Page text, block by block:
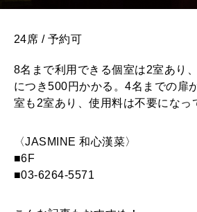
24席 / 予約可
8名まで利用できる個室は2室あり
につき500円かかる。4名までの扉
室も2室あり、使用料は不要になっ
〈JASMINE 和心漢菜〉
■6F
■03-6264-5571